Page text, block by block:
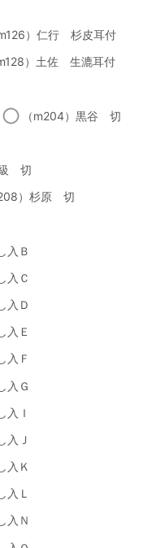
m126）仁行 杉皮耳付
m128）土佐 生漉耳付
（m204）黒谷 切
級 切
）杉原 切
入Ｂ
入Ｃ
入Ｄ
入Ｅ
入Ｆ
入Ｇ
入Ｉ
入Ｊ
入Ｋ
Ｌ
入Ｎ